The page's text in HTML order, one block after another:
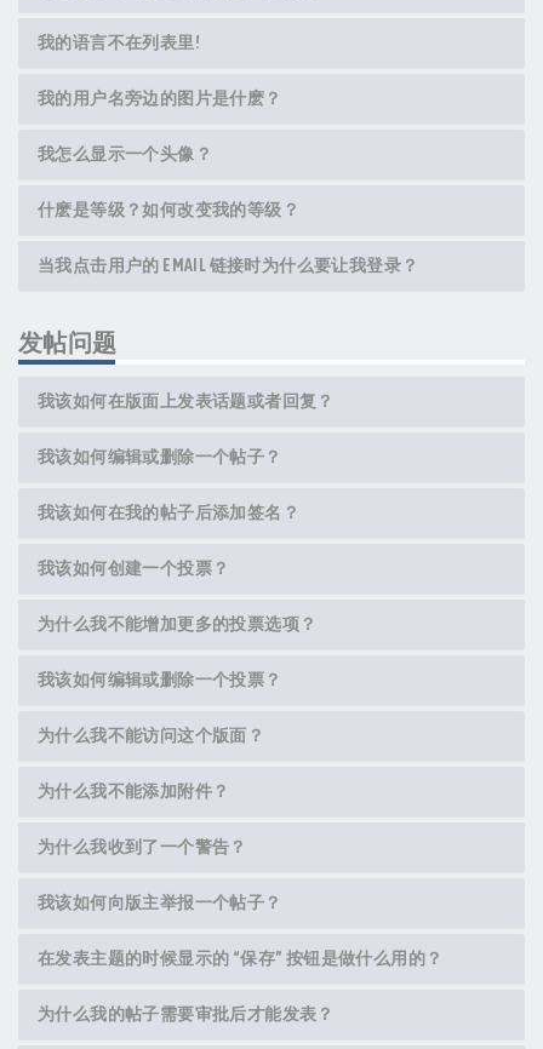
我的语言不在列表里!
我的用户名旁边的图片是什麽？
我怎么显示一个头像？
什麽是等级？如何改变我的等级？
当我点击用户的 EMAIL 链接时为什么要让我登录？
发帖问题
我该如何在版面上发表话题或者回复？
我该如何编辑或删除一个帖子？
我该如何在我的帖子后添加签名？
我该如何创建一个投票？
为什么我不能增加更多的投票选项？
我该如何编辑或删除一个投票？
为什么我不能访问这个版面？
为什么我不能添加附件？
为什么我收到了一个警告？
我该如何向版主举报一个帖子？
在发表主题的时候显示的 “保存” 按钮是做什么用的？
为什么我的帖子需要审批后才能发表？